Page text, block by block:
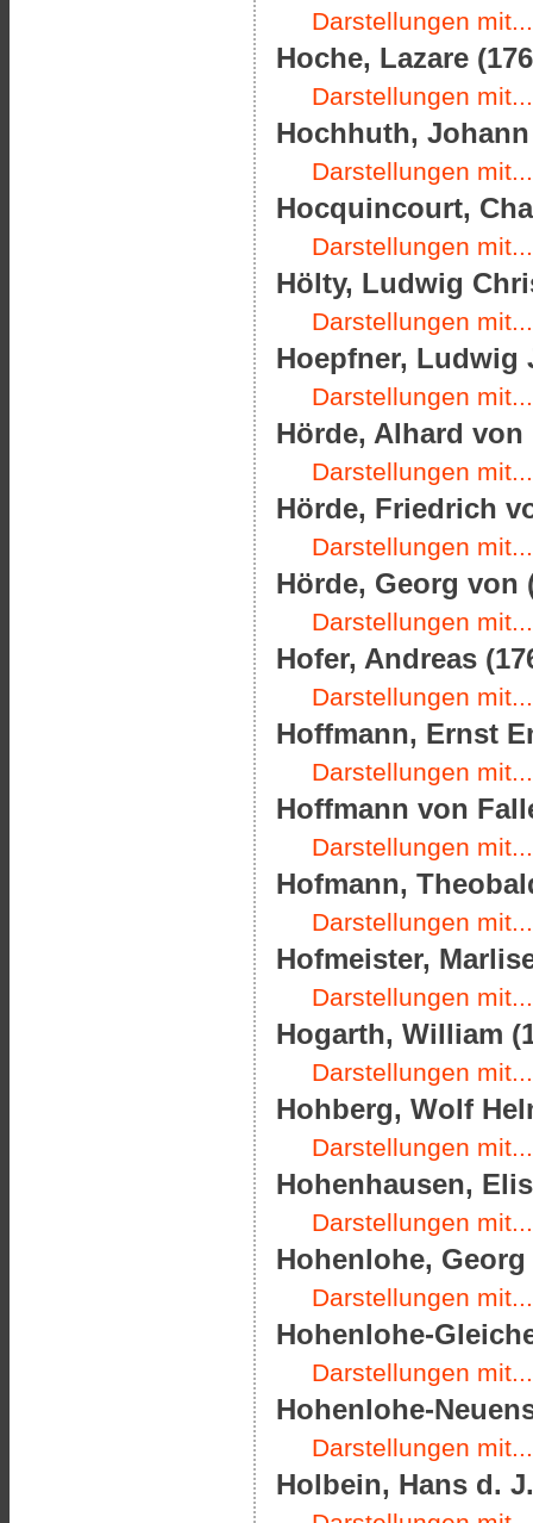
Darstellungen mit...
Hoche, Lazare
Darstellungen mit...
Hochhuth,
Darstellungen mit...
Hocquincourt,
Darstellungen mit...
Hölty, Ludwig
Darstellungen mit...
Hoepfner, Ludwig
Darstellungen mit...
Hörde, Alhard von
Darstellungen mit...
Hörde, Friedrich
Darstellungen mit...
Hörde, Georg von
Darstellungen mit...
Hofer, Andreas
Darstellungen mit...
Hoffmann, Ernst
Darstellungen mit...
Hoffmann von
Darstellungen mit...
Hofmann,
Darstellungen mit...
Hofmeister,
Darstellungen mit...
Hogarth, William
Darstellungen mit...
Hohberg, Wolf
Darstellungen mit...
Hohenhausen,
Darstellungen mit...
Hohenlohe,
Darstellungen mit...
Hohenlohe-
Darstellungen mit...
Hohenlohe-
Darstellungen mit...
Holbein, Hans d.